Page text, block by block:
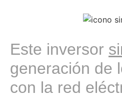
Este inversor
generación de
con la red